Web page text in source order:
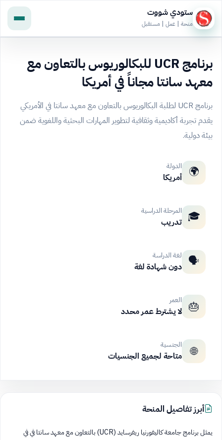
ستودي شووت
منحة | عمل | مستقبل
برنامج UCR للبكالوريوس بالتعاون مع
معهد سانتا مجاناً في أمريكا
برنامج UCR لطلبة البكالوريوس بالتعاون مع معهد سانتا في الأمريكي
يقدم تجربة أكاديمية وثقافية لتطوير المهارات البحثية واللغوية ضمن
بيئة دولية.
🌍 الدولة
أمريكا
🎓 المرحلة الدراسية
تدريب
🗣️ لغة الدراسة
دون شهادة لغة
🎂 العمر
لا يشترط عمر محدد
🌐 الجنسية
متاحة لجميع الجنسيات
أبرز تفاصيل المنحة
يمثل برنامج جامعة كاليفورنيا ريفرسايد (UCR) بالتعاون مع معهد سانتا في في